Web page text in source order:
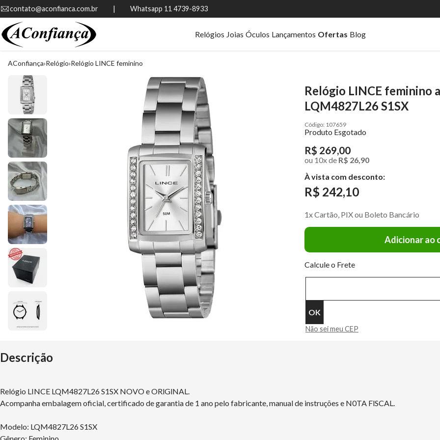
contato@aconfianca.com.br          |          Whatsapp 11 4739-8933
Relógios Joias Óculos Lançamentos Ofertas Blog
AConfiança Relógio Relógio LINCE feminino
Relógio LINCE feminino
LQM4827L26 S1SX
107659
Produto Esgotado
R$ 269,00
ou 10xde R$ 26,90
À vista com desconto:
R$ 242,10
1x Cartão, PIX ou Boleto Bancário
Adicionar ao
Calcule o Frete
Não sei meu CEP
Descrição
Relógio LINCE LQM4827L26 S1SX NOVO e ORlGlNAL.
Acompanha embalagem oficial, certificado de garantia de 1 ano pelo fabricante, manual de instruções e N0TA FlSCAL.
Modelo: LQM4827L26 S1SX